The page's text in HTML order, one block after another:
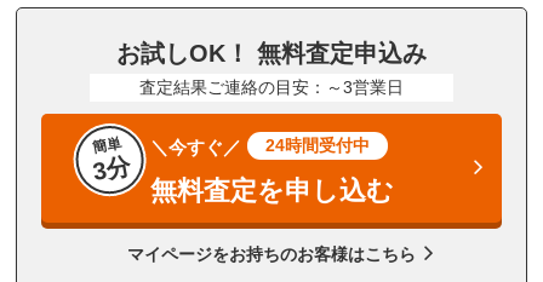
お試しOK！ 無料査定申込み
査定結果ご連絡の目安：～3営業日
簡単
3分
＼今すぐ／ 24時間受付中
無料査定を申し込む
マイページをお持ちのお客様はこちら